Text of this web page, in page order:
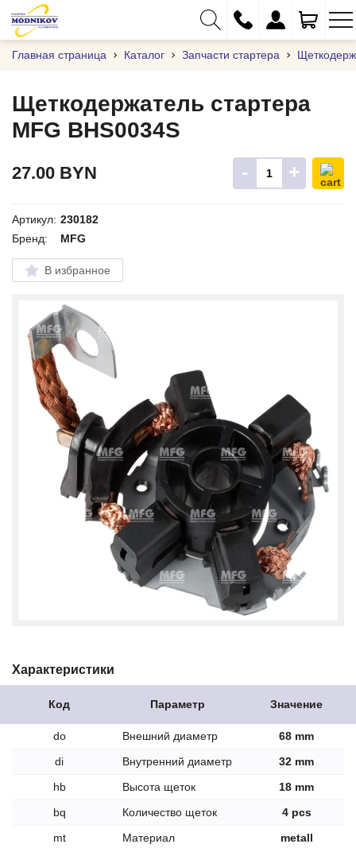
+375 (29) 333-01-01
+375 (17) 373-97-09
+375 (29) 262-61-18
Главная страница Каталог Запчасти стартера
27.00 BYN - +
Щеткодержатель стартера
MFG BHS0034S
Артикул: 230182
Бренд:
MFG
В избранное
Характеристики
Код Параметр Значение
do Внешний диаметр
68 mm
di
Внутренний диаметр
32 mm
hb
Высота щеток
18 mm
bq
Количество щеток
4 pcs
mt
Материал
metall